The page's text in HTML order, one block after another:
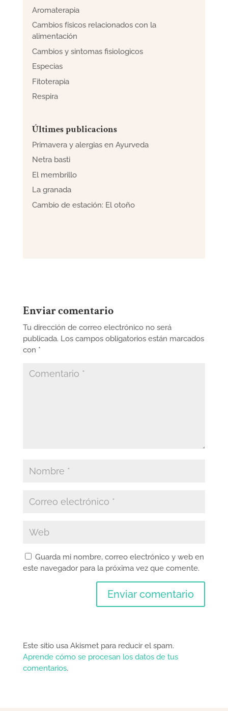
Aromaterapia
Cambios físicos relacionados con la
alimentación
Cambios y sintomas fisiologicos
Especias
Fitoterapia
Respira
Últimes publicacions
Primavera y alergias en Ayurveda
Netra basti
El membrillo
La granada
Cambio de estación: El otoño
Enviar comentario
Tu dirección de correo electrónico no será
publicada. Los campos obligatorios están marcados
con *
Guarda mi nombre, correo electrónico y web en
este navegador para la próxima vez que comente.
Este sitio usa Akismet para reducir el spam.
Aprende cómo se procesan los datos de tus
comentarios.